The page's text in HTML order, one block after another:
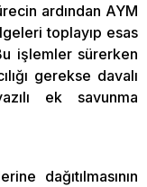
ardından AYM
toplayıp esas
işlemler sürerken
gerekse davalı
ek savunma
dağıtılmasının